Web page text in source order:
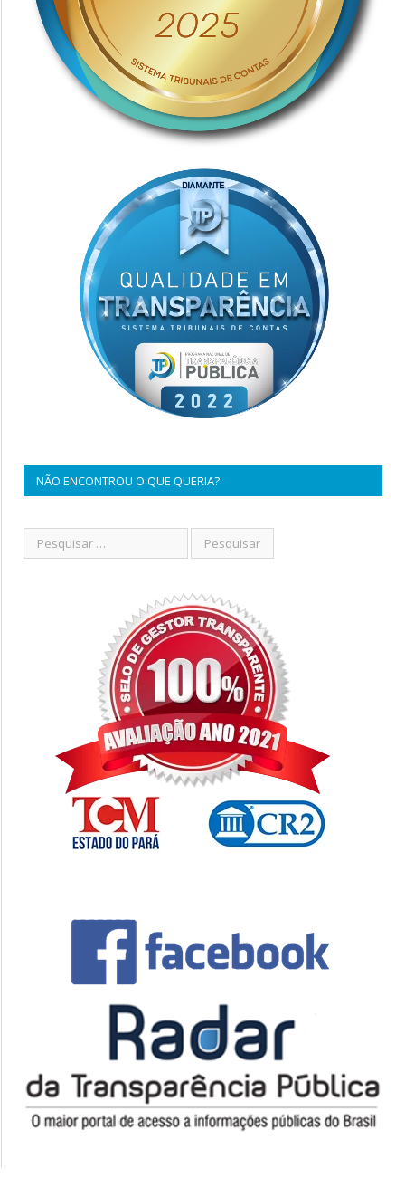
NÃO ENCONTROU O QUE QUERIA?